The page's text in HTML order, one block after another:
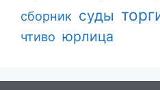
сборник суды
чтиво юрлица